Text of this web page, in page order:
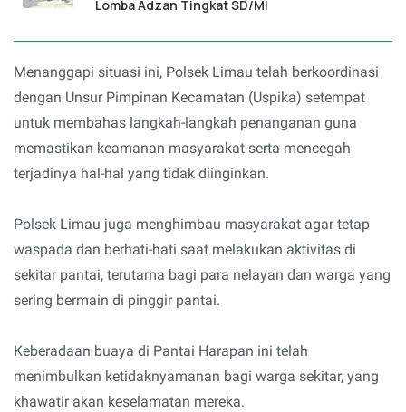
Lomba Adzan Tingkat SD/MI
Menanggapi situasi ini, Polsek Limau telah berkoordinasi
dengan Unsur Pimpinan Kecamatan (Uspika) setempat
untuk membahas langkah-langkah penanganan guna
memastikan keamanan masyarakat serta mencegah
terjadinya hal-hal yang tidak diinginkan.
Polsek Limau juga menghimbau masyarakat agar tetap
waspada dan berhati-hati saat melakukan aktivitas di
sekitar pantai, terutama bagi para nelayan dan warga yang
sering bermain di pinggir pantai.
Keberadaan buaya di Pantai Harapan ini telah
menimbulkan ketidaknyamanan bagi warga sekitar, yang
khawatir akan keselamatan mereka.